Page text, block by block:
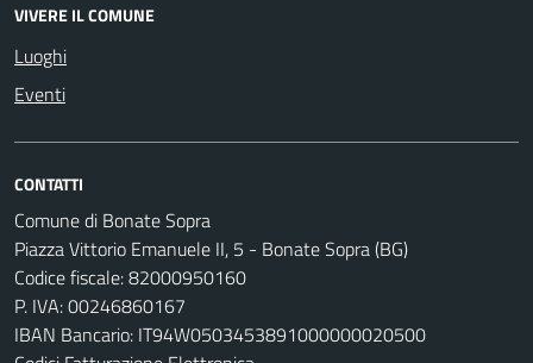
VIVERE IL COMUNE
Luoghi
Eventi
CONTATTI
Comune di Bonate Sopra
Piazza Vittorio Emanuele II, 5 - Bonate Sopra (BG)
Codice fiscale: 82000950160
P. IVA: 00246860167
IBAN Bancario: IT94W0503453891000000020500